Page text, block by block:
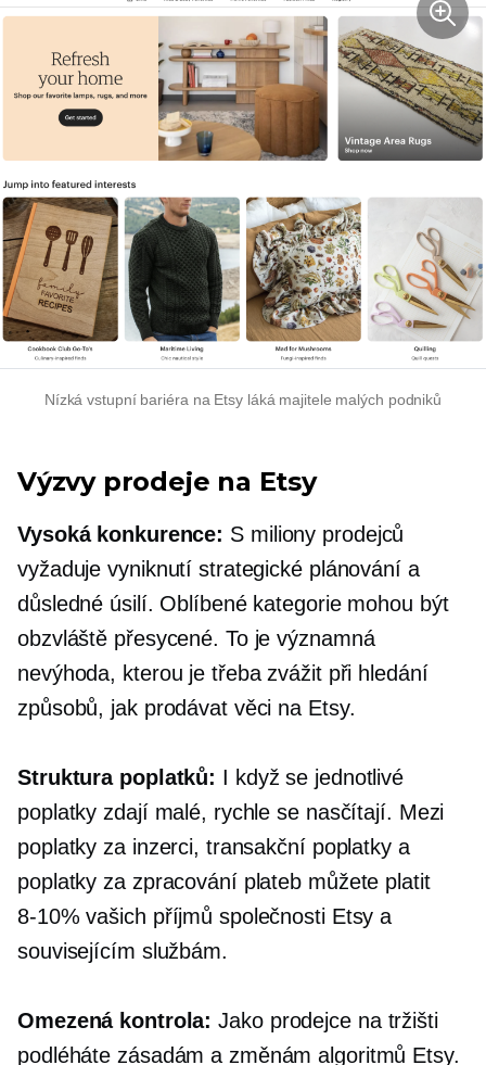
Nízká vstupní bariéra na Etsy láká majitele malých podniků
Výzvy prodeje na Etsy
Vysoká konkurence: S miliony prodejců
vyžaduje vyniknutí strategické plánování a
důsledné úsilí. Oblíbené kategorie mohou být
obzvláště přesycené. To je významná
nevýhoda, kterou je třeba zvážit při hledání
způsobů, jak prodávat věci na Etsy.
Struktura poplatků: I když se jednotlivé
poplatky zdají malé, rychle se nasčítají. Mezi
poplatky za inzerci, transakční poplatky a
poplatky za zpracování plateb můžete platit
8-10% vašich příjmů společnosti Etsy a
souvisejícím službám.
Omezená kontrola: Jako prodejce na tržišti
podléháte zásadám a změnám algoritmů Etsy.